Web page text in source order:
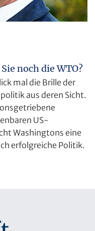
noch die WTO?
mal die Brille der
aus deren Sicht.
US-
Washingtons eine
erfolgreiche Politik.